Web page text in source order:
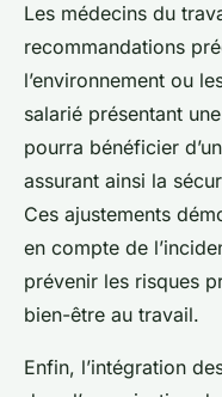
Les médecins du
recommandations
l’environnement ou
salarié présentant
pourra bénéficier
assurant ainsi la
Ces ajustements
en compte de
prévenir les risques
bien-être au travail.
Enfin, l’intégration